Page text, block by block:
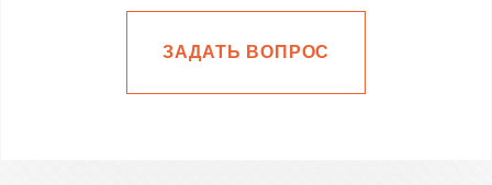
ЗАДАТЬ ВОПРОС